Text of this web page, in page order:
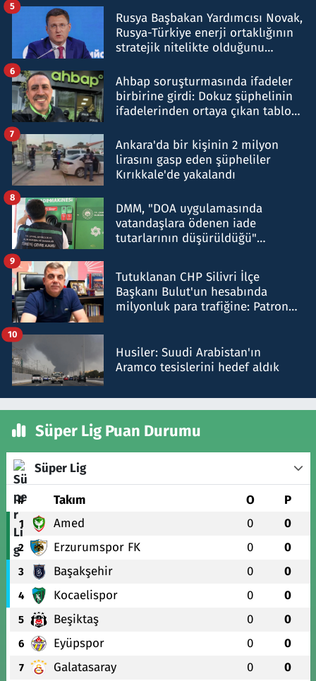
Rusya Başbakan Yardımcısı Novak,
Rusya-Türkiye enerji ortaklığının
stratejik nitelikte olduğunu
5
Ahbap soruşturmasında ifadeler
birbirine girdi: Dokuz şüphelinin
ifadelerinden ortaya çıkan tablo
6
Ankara'da bir kişinin 2 milyon
lirasını gasp eden şüpheliler
Kırıkkale'de yakalandı
7
DMM, "DOA uygulamasında
vatandaşlara ödenen iade
tutarlarının düşürüldüğü"
8
Tutuklanan CHP Silivri İlçe
Başkanı Bulut'un hesabında
milyonluk para trafiğine: Patron
9
Husiler: Suudi Arabistan'ın
Aramco tesislerini hedef aldık
10
Süper Lig Puan Durumu
Süper Lig
# Takım O P
1 Amed 0 0
2 Erzurumspor FK 0 0
3 Başakşehir 0 0
4 Kocaelispor 0 0
5 Beşiktaş 0 0
6 Eyüpspor 0 0
7 Galatasaray 0 0